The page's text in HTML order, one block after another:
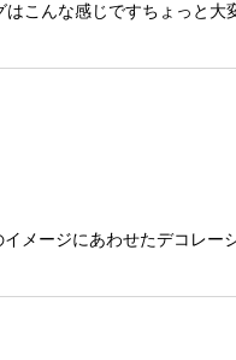
こんな感じですちょっと
メージにあわせたデコレ